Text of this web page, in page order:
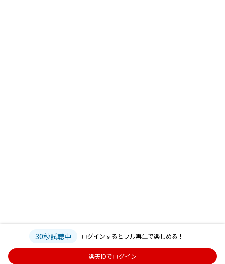
30秒試聴中 ログインするとフル再生で楽しめる！
楽天IDでログイン